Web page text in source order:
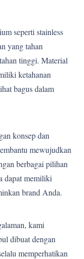
seperti stainless
yang tahan
tinggi. Material
ketahanan
bagus dalam
konsep dan
mewujudkan
berbagai pilihan
dapat memiliki
brand Anda.
kami
dibuat dengan
memperhatikan